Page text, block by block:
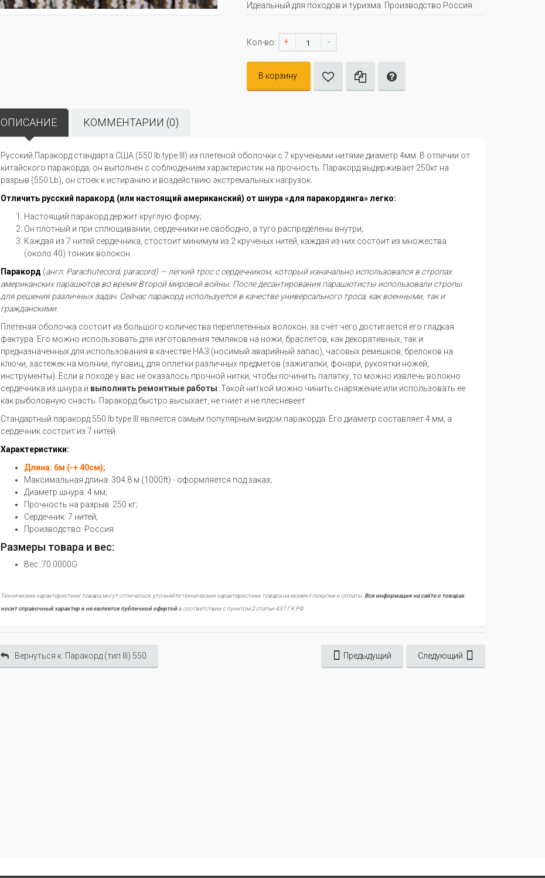
Идеальный для походов и туризма. Производство Россия.
Кол-во: + -
В корзину
ОПИСАНИЕ КОММЕНТАРИИ (0)
Русский Паракорд стандарта США (550 lb type III) из плетеной оболочки с 7 кручеными нитями диаметр 4мм. В отличии от
китайского паракорда, он выполнен с соблюдением характеристик на прочность. Паракорд выдерживает 250кг на
разрыв (550 Lb), он стоек к истиранию и воздействию экстремальных нагрузок.
Отличить русский паракорд (или настоящий американский) от шнура «для паракординга» легко:
Настоящий паракорд держит круглую форму;
Он плотный и при сплющивании, сердечники не свободно, а туго распределены внутри;
Каждая из 7 нитей сердечника, стостоит минимум из 2 крученых нитей, каждая из них состоит из множества
(около 40) тонких волокон.
Паракорд (англ. Parachutecord, paracord) — лёгкий трос с сердечником, который изначально использовался в стропах
американских парашютов во время Второй мировой войны. После десантирования парашютисты использовали стропы
для решения различных задач. Сейчас паракорд используется в качестве универсального троса, как военными, так и
гражданскими.
Плетёная оболочка состоит из большого количества переплетённых волокон, за счёт чего достигается его гладкая
фактура. Его можно использовать для изготовления темляков на ножи, браслетов, как декоративных, так и
предназначенных для использования в качестве НАЗ (носимый аварийный запас), часовых ремешков, брелоков на
ключи, застежек на молнии, пуговиц, для оплетки различных предметов (зажигалки, фонари, рукоятки ножей,
инструменты). Если в походе у вас не оказалось прочной нитки, чтобы починить палатку, то можно извлечь волокно
сердечника из шнура и выполнить ремонтные работы. Такой ниткой можно чинить снаряжение или использовать ее
как рыболовную снасть. Паракорд быстро высыхает, не гниет и не плесневеет.
Стандартный паракорд 550 lb type III является самым популярным видом паракорда. Его диаметр составляет 4 мм, а
сердечник состоит из 7 нитей.
Характеристики:
Длина: 6м (-+ 40см);
Максимальная длина: 304.8 м (1000ft) - оформляется под заказ;
Диаметр шнура: 4 мм;
Прочность на разрыв: 250 кг;
Сердечник: 7 нитей;
Производство: Россия.
Размеры товара и вес:
Вес: 70.0000G
Технические характеристики товара могут отличаться, уточняйте технические характеристики товара на момент покупки и оплаты.Вся информация на сайте о товарах
носит справочный характер и не является публичной офертойв соответствии с пунктом 2 статьи 437 ГК РФ.
Вернуться к: Паракорд (тип III) 550 Предыдущий Следующий